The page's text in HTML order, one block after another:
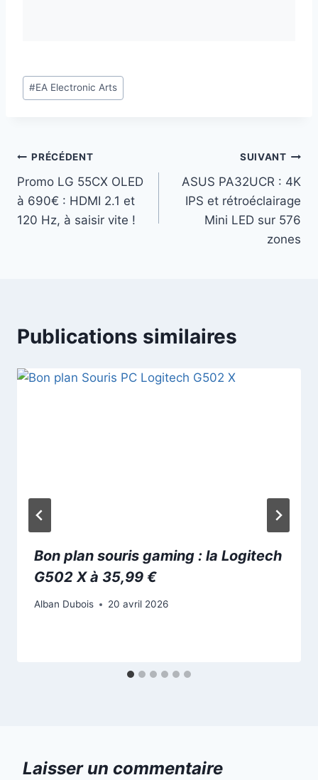
Étiquettes
de
#EA Electronic Arts
Navigation
de
l’article
PRÉCÉDENT
Promo LG 55CX OLED
à 690€ : HDMI 2.1 et
120 Hz, à saisir vite !
SUIVANT
ASUS PA32UCR : 4K
IPS et rétroéclairage
Mini LED sur 576
zones
Publications similaires
Bon plan souris gaming : la Logitech
G502 X à 35,99 €
Alban Dubois 20 avril 2026
Laisser un commentaire